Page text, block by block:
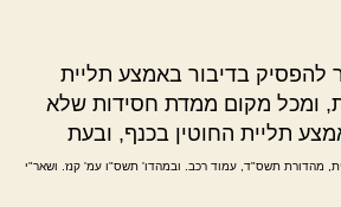
להפסיק בדיבור באמצע תליית
ומכל מקום ממדת חסידות שלא
תליית החוטין בכנף, ובעת
מהדורת תשס"ד, עמוד רכב. ובמהדו' תשס"ו עמ' קנז. ושאר"י